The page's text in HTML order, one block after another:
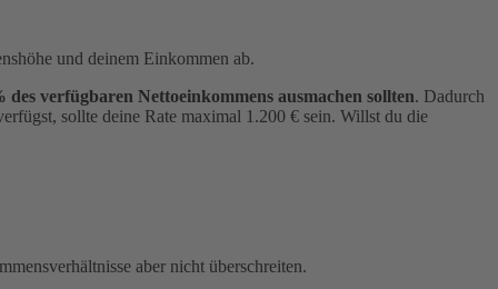
und deinem Einkommen ab.
des verfügbaren Nettoeinkommens ausmachen sollten. Dadurch
sollte deine Rate maximal 1.200 € sein. Willst du die
aber nicht überschreiten.